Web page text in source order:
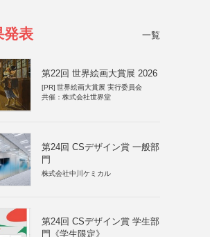
発表 一覧
第22回 世界絵画大賞展 2026
[PR] 世界絵画大賞展 実行委員会
共催：株式会社世界堂
第24回 CSデザイン賞 一般部
門
株式会社中川ケミカル
第24回 CSデザイン賞 学生部
門《学生限定》